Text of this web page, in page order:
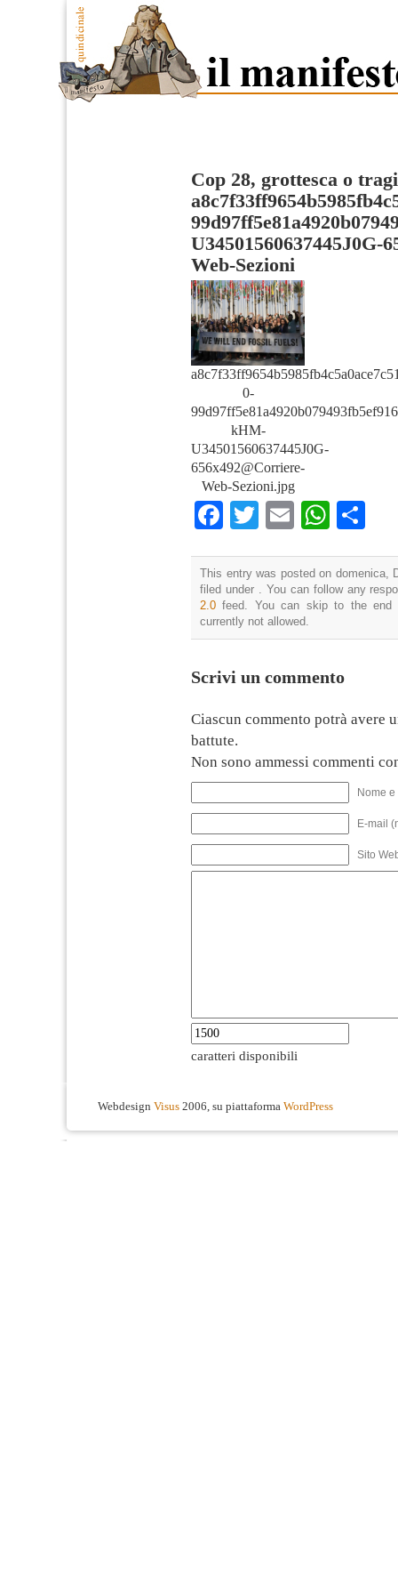
Cop 28, grottesca o
U34501560637445J0G-
Web-Sezioni
0-
kHM-
U34501560637445J0G-
656x492@Corriere-
Web-Sezioni.jpg
Facebook
TwitterEmail
This entry was posted on domenica,
filed under . You can follow any
2.0 feed. You can skip to the end
currently not allowed.
Scrivi un commento
Ciascun commento potrà avere
battute.
Non sono ammessi commenti
Nome
E-mail
Sito
caratteri disponibili
Webdesign Visus 2006, su piattaforma WordPress